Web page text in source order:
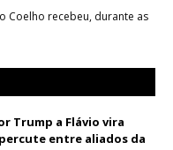
Coelho recebeu, durante as
Trump a Flávio vira
entre aliados da